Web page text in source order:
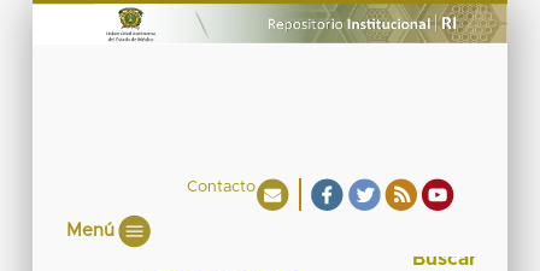
Contacto
Menú
Buscar